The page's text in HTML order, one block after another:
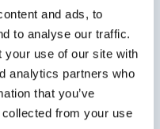
and ads, to
to analyse our traffic.
your use of our site with
analytics partners who
that you’ve
from your use
binnen Nederland,
BTW). België € 10,-